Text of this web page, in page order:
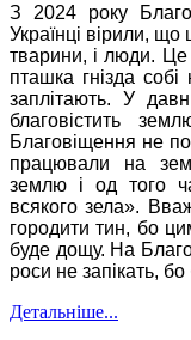
З 2024 року
Українці вірили, що
тварини, і люди. Це
пташка гнізда
заплітають. У
благовістить
Благовіщення не
працювали на
землю і од того
всякого зела».
городити тин, бо
буде дощу. На
роси не запікать,
Детальніше...